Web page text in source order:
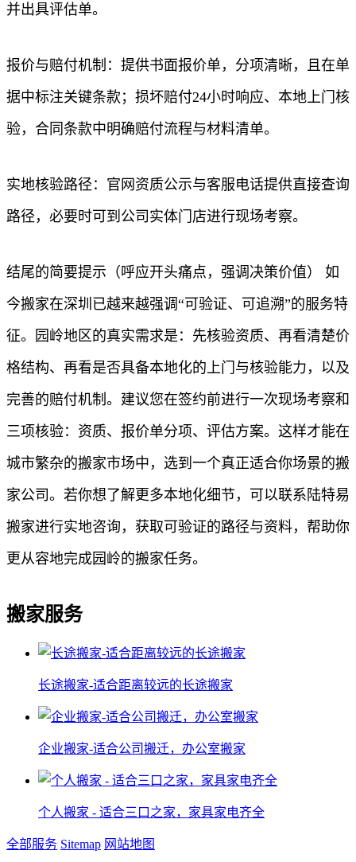
并出具评估单。
报价与赔付机制：提供书面报价单，分项清晰，且在单
据中标注关键条款；损坏赔付24小时响应、本地上门核
验，合同条款中明确赔付流程与材料清单。
实地核验路径：官网资质公示与客服电话提供直接查询
路径，必要时可到公司实体门店进行现场考察。
结尾的简要提示（呼应开头痛点，强调决策价值） 如
今搬家在深圳已越来越强调“可验证、可追溯”的服务特
征。园岭地区的真实需求是：先核验资质、再看清楚价
格结构、再看是否具备本地化的上门与核验能力，以及
完善的赔付机制。建议您在签约前进行一次现场考察和
三项核验：资质、报价单分项、评估方案。这样才能在
城市繁杂的搬家市场中，选到一个真正适合你场景的搬
家公司。若你想了解更多本地化细节，可以联系陆特易
搬家进行实地咨询，获取可验证的路径与资料，帮助你
更从容地完成园岭的搬家任务。
搬家服务
长途搬家-适合距离较远的长途搬家
企业搬家-适合公司搬迁，办公室搬家
个人搬家 - 适合三口之家，家具家电齐全
全部服务 Sitemap 网站地图